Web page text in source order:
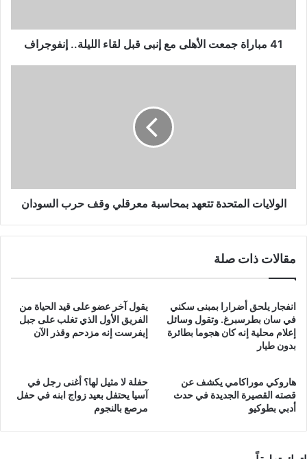
الليلة..
إنفوجراف
41 مباراة جمعت الأهلى مع إنبى قبل لقاء الليلة.. إنفوجراف
الولايات المتحدة تتعهد بمحاسبة معرقلي وقف حرب السودان
مقالات ذات صلة
انفجار يلحق أضرارا بمبنى سكني
في سان بطرسبرغ. وتقول وسائل
إعلام محلية إنه كان هجوما بطائرة
بدون طيار
يقول آخر عضو على قيد الحياة من
الفريق الأول الذي تغلب على جبل
إيفرست إنه مزدحم وقذر الآن
هاروكي موراكامي يكشف عن
قصته القصيرة الجديدة في حدث
أدبي بطوكيو
حفلة لا مثيل لها؟ أغنى رجل في
آسيا يحتفل بعيد زواج ابنه في حفل
مرصع بالنجوم